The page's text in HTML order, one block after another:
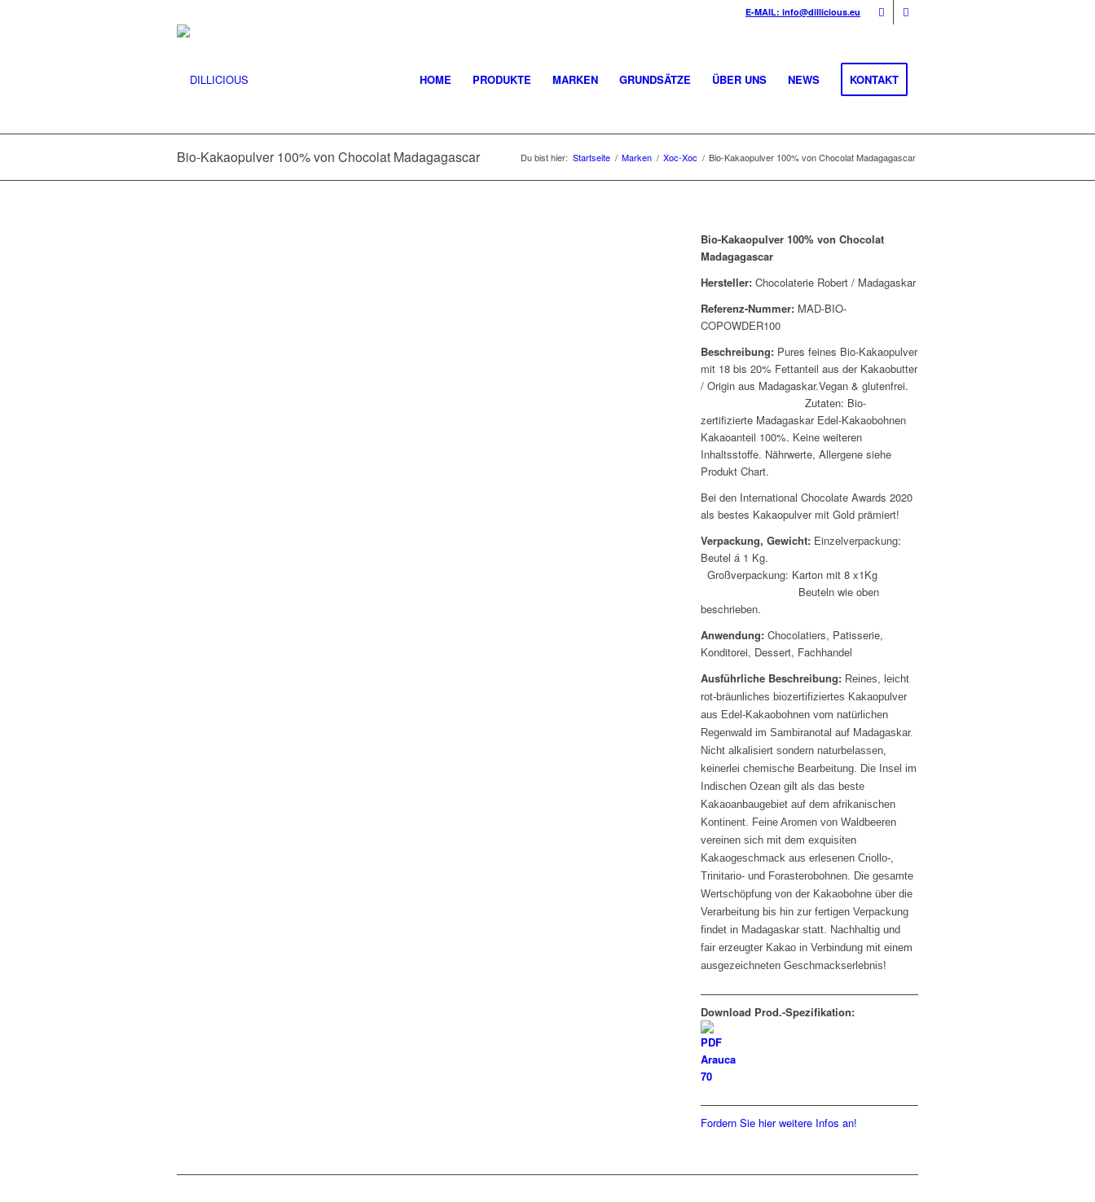
E-MAIL: info@dillicious.eu
HOME PRODUKTE MARKEN GRUNDSÄTZE ÜBER UNS NEWS KONTAKT
Bio-Kakaopulver 100% von Chocolat Madagagascar Du bist hier: Startseite / Marken / Xoc-Xoc / Bio-Kakaopulver 100% von Chocolat Madagagascar
Bio-Kakaopulver 100% von Chocolat
Madagagascar
Hersteller:Chocolaterie Robert / Madagaskar
Referenz-Nummer: MAD-BIO-
COPOWDER100
Beschreibung: Pures feines Bio-Kakaopulver
mit 18 bis 20% Fettanteil aus der Kakaobutter
/ Origin aus Madagaskar.Vegan & glutenfrei.
Zutaten: Bio-
zertifizierte Madagaskar Edel-Kakaobohnen
Kakaoanteil 100%. Keine weiteren
Inhaltsstoffe. Nährwerte, Allergene siehe
Produkt Chart.
Bei den International Chocolate Awards 2020
als bestes Kakaopulver mit Gold prämiert!
Verpackung, Gewicht: Einzelverpackung:
Beutel á 1 Kg.
Großverpackung: Karton mit 8 x1Kg
Beuteln wie oben
beschrieben.
Anwendung: Chocolatiers, Patisserie,
Konditorei, Dessert, Fachhandel
Ausführliche Beschreibung: Reines, leicht
rot-bräunliches biozertifiziertes Kakaopulver
aus Edel-Kakaobohnen vom natürlichen
Regenwald im Sambiranotal auf Madagaskar.
Nicht alkalisiert sondern naturbelassen,
keinerlei chemische Bearbeitung. Die Insel im
Indischen Ozean gilt als das beste
Kakaoanbaugebiet auf dem afrikanischen
Kontinent. Feine Aromen von Waldbeeren
vereinen sich mit dem exquisiten
Kakaogeschmack aus erlesenen Criollo-,
Trinitario- und Forasterobohnen. Die gesamte
Wertschöpfung von der Kakaobohne über die
Verarbeitung bis hin zur fertigen Verpackung
findet in Madagaskar statt. Nachhaltig und
fair erzeugter Kakao in Verbindung mit einem
ausgezeichneten Geschmackserlebnis!
Download Prod.-Spezifikation:
Fordern Sie hier weitere Infos an!